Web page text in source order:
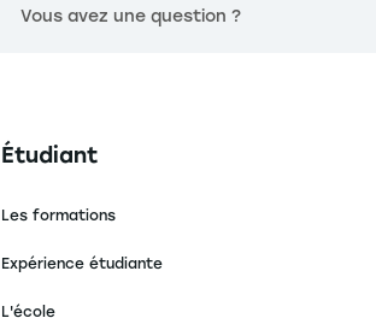
Vous avez une question ?
Navigation principale footer
Étudiant
Les formations
Expérience étudiante
L'école